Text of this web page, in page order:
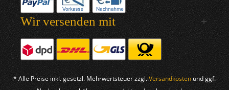
Wir versenden mit
* Alle Preise inkl. gesetzl. Mehrwertsteuer zzgl.Versandkosten und ggf.